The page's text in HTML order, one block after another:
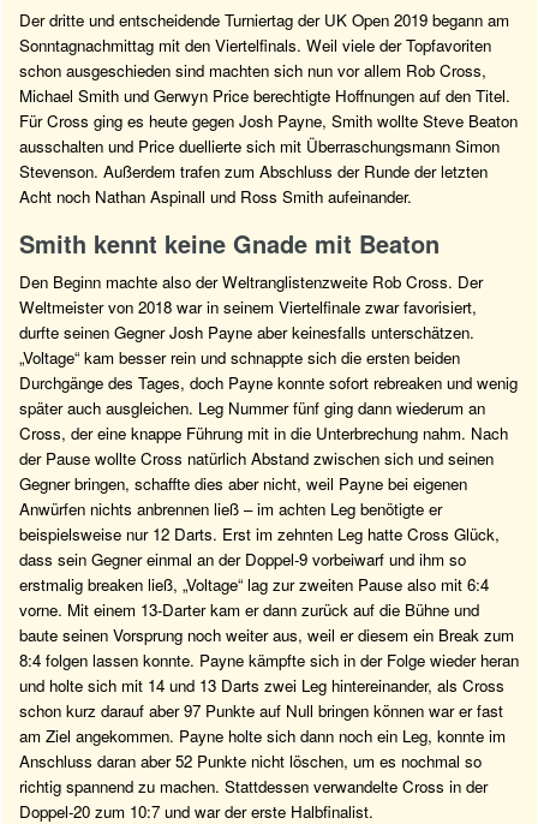
Der dritte und entscheidende Turniertag der UK Open 2019 begann am
Sonntagnachmittag mit den Viertelfinals. Weil viele der Topfavoriten
schon ausgeschieden sind machten sich nun vor allem Rob Cross,
Michael Smith und Gerwyn Price berechtigte Hoffnungen auf den Titel.
Für Cross ging es heute gegen Josh Payne, Smith wollte Steve Beaton
ausschalten und Price duellierte sich mit Überraschungsmann Simon
Stevenson. Außerdem trafen zum Abschluss der Runde der letzten
Acht noch Nathan Aspinall und Ross Smith aufeinander.
Smith kennt keine Gnade mit Beaton
Den Beginn machte also der Weltranglistenzweite Rob Cross. Der
Weltmeister von 2018 war in seinem Viertelfinale zwar favorisiert,
durfte seinen Gegner Josh Payne aber keinesfalls unterschätzen.
„Voltage“ kam besser rein und schnappte sich die ersten beiden
Durchgänge des Tages, doch Payne konnte sofort rebreaken und wenig
später auch ausgleichen. Leg Nummer fünf ging dann wiederum an
Cross, der eine knappe Führung mit in die Unterbrechung nahm. Nach
der Pause wollte Cross natürlich Abstand zwischen sich und seinen
Gegner bringen, schaffte dies aber nicht, weil Payne bei eigenen
Anwürfen nichts anbrennen ließ – im achten Leg benötigte er
beispielsweise nur 12 Darts. Erst im zehnten Leg hatte Cross Glück,
dass sein Gegner einmal an der Doppel-9 vorbeiwarf und ihm so
erstmalig breaken ließ, „Voltage“ lag zur zweiten Pause also mit 6:4
vorne. Mit einem 13-Darter kam er dann zurück auf die Bühne und
baute seinen Vorsprung noch weiter aus, weil er diesem ein Break zum
8:4 folgen lassen konnte. Payne kämpfte sich in der Folge wieder heran
und holte sich mit 14 und 13 Darts zwei Leg hintereinander, als Cross
schon kurz darauf aber 97 Punkte auf Null bringen können war er fast
am Ziel angekommen. Payne holte sich dann noch ein Leg, konnte im
Anschluss daran aber 52 Punkte nicht löschen, um es nochmal so
richtig spannend zu machen. Stattdessen verwandelte Cross in der
Doppel-20 zum 10:7 und war der erste Halbfinalist.